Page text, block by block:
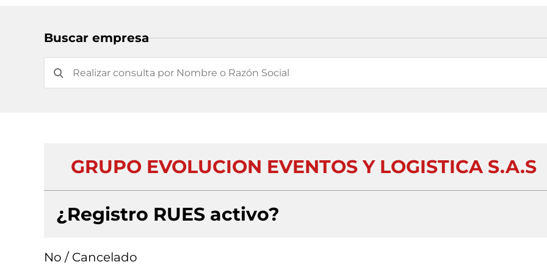
Buscar empresa
GRUPO EVOLUCION EVENTOS Y LOGISTICA S.A.S
¿Registro RUES activo?
No / Cancelado